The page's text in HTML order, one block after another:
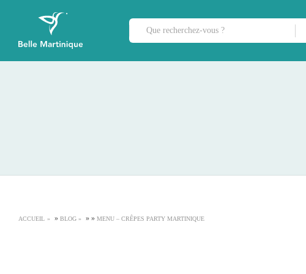
ACCUEIL » BLOG » » MENU – CRÊPES PARTY MARTINIQUE